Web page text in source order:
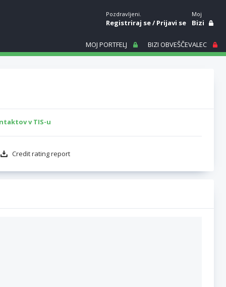
Pozdravljeni.
Registriraj se/Prijavi se
Moj
Bizi
MOJ PORTFELJ BIZI OBVEŠČEVALEC
v TIS-u
Credit rating report